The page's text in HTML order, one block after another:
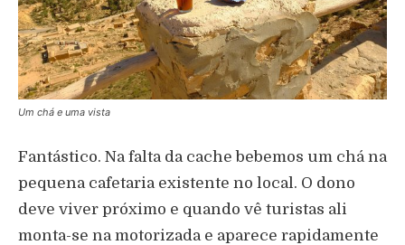
Um chá e uma vista
Fantástico. Na falta da cache bebemos um chá na
pequena cafetaria existente no local. O dono
deve viver próximo e quando vê turistas ali
monta-se na motorizada e aparece rapidamente